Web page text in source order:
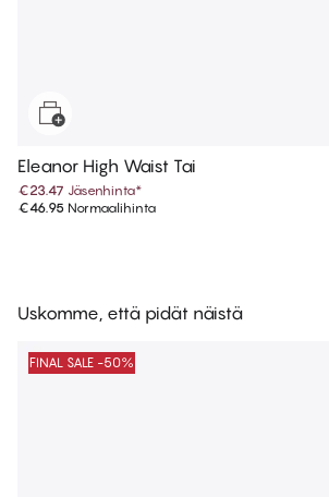
Eleanor High Waist Tai
€23.47 Jäsenhinta*
€46.95 Normaalihinta
Uskomme, että pidät näistä
FINAL SALE -50%